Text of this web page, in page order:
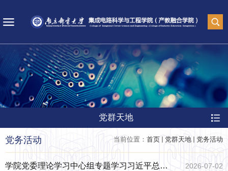
党群天地
当前位置： 首页 党群天地 党务活动
党务活动
学院党委理论学习中心组专题学习习近平总书 2026-07-02